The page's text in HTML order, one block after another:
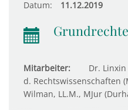
Datum: 11.12.2019
Mitarbeiter:
Dr.
d. Rechtswissenschaften
Wilman, LL.M., MJur